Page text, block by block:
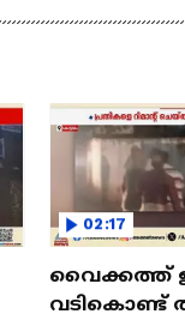
വാച്ച്
02:17
വൈക്കത്ത്
വടികൊണ്ട്